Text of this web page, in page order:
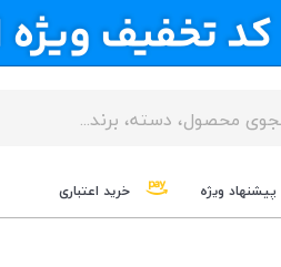
پیشنهاد ویژه خرید اعتباری